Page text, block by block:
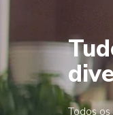
Todos